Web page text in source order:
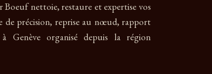
nettoie, restaure et expertise vos
de précision, reprise au nœud, rapport
Genève organisé depuis la région